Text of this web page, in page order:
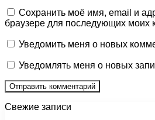
Сохранить моё имя, email и
браузере для последующих моих
Уведомить меня о новых
Уведомлять меня о новых
Свежие записи